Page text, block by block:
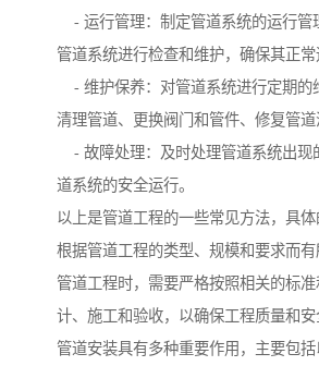
- 运行管理：制定管道系统的运行管
管道系统进行检查和维护，确保其正常
- 维护保养：对管道系统进行定期的
清理管道、更换阀门和管件、修复管道
- 故障处理：及时处理管道系统出现
道系统的安全运行。
以上是管道工程的一些常见方法，具
根据管道工程的类型、规模和要求而
管道工程时，需要严格按照相关的标
计、施工和验收，以确保工程质量和安
管道安装具有多种重要作用，主要包括